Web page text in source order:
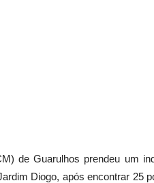
de Guarulhos prendeu um
Diogo, após encontrar 25